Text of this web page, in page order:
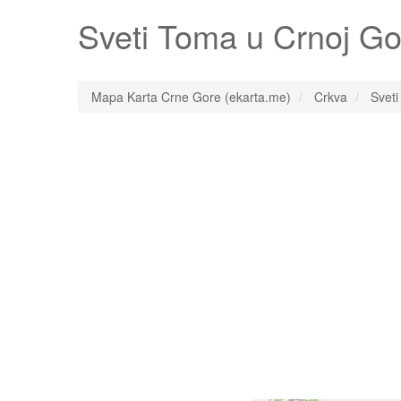
Sveti Toma u Crnoj
Mapa Karta Crne Gore (ekarta.me) Crkva